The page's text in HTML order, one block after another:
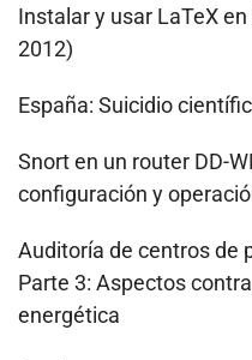
Instalar y usar LaTeX
2012)
España: Suicidio
Snort en un router DD-
configuración y
Auditoría de centros de
Parte 3: Aspectos
energética